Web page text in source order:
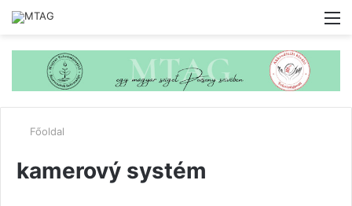
Főoldal
kamerový systém